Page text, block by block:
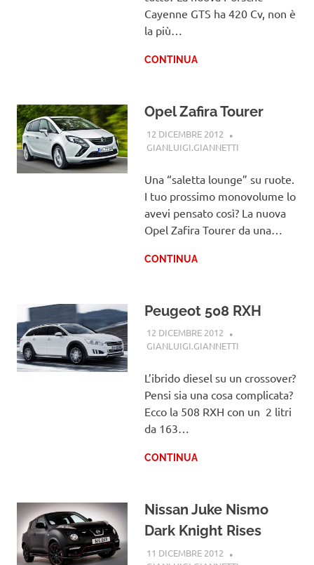
Cayenne GTS ha 420 Cv, non è
la più…
CONTINUA
Opel Zafira Tourer
12 DICEMBRE 2012
GIANLUIGI.GIANNETTI
Una “saletta lounge” su ruote.
I tuo prossimo monovolume lo
avevi pensato così? La nuova
Opel Zafira Tourer da una…
CONTINUA
Peugeot 508 RXH
12 DICEMBRE 2012
GIANLUIGI.GIANNETTI
L’ibrido diesel su un crossover?
Pensi sia una cosa complicata?
Ecco la 508 RXH con un 2 litri
da 163…
CONTINUA
Nissan Juke Nismo
Dark Knight Rises
11 DICEMBRE 2012